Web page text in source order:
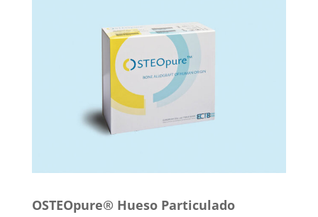
OSTEOpure® Hueso Particulado